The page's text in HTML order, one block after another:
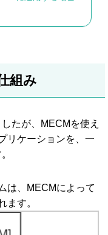
組み
たが、MECMを使え
リケーションを、一
は、MECMによって
ます。